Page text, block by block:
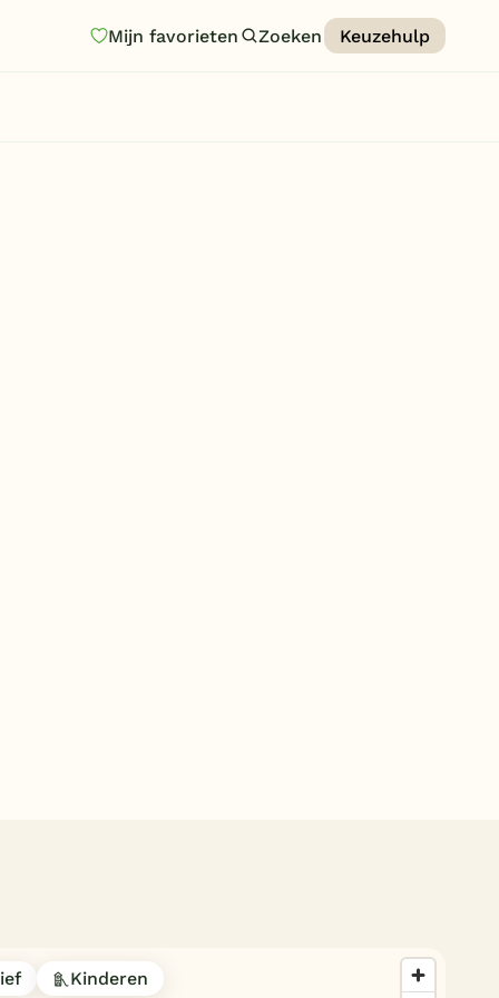
Mijn favorieten Zoeken Keuzehulp
Limburg
Kinderen